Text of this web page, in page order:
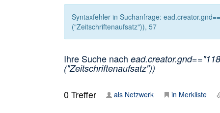
Syntaxfehler in Suchanfrage:
("Zeitschriftenaufsatz")), 57
Ihre Suche nach
("Zeitschriftenaufsatz"))
0Treffer als Netzwerk in Merkliste